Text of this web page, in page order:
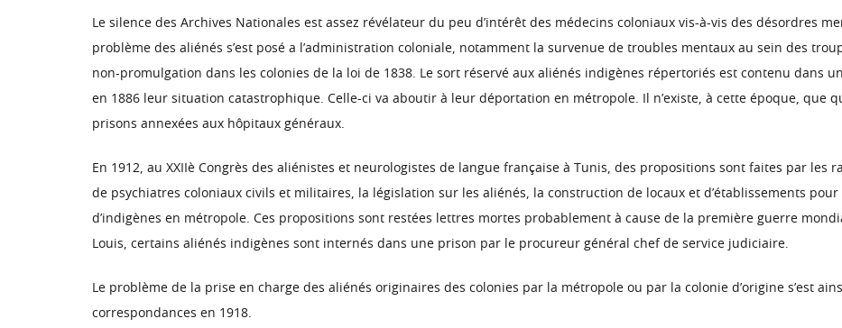
Le silence des Archives Nationales est assez révélateur du peu d’intérêt des médecins coloniaux vis-à-vis des désordres
problème des aliénés s’est posé a l’administration coloniale, notamment la survenue de troubles mentaux au sein des
non-promulgation dans les colonies de la loi de 1838. Le sort réservé aux aliénés indigènes répertoriés est contenu dans
en 1886 leur situation catastrophique. Celle-ci va aboutir à leur déportation en métropole. Il n’existe, à cette époque, que
prisons annexées aux hôpitaux généraux.
En 1912, au XXIIè Congrès des aliénistes et neurologistes de langue française à Tunis, des propositions sont faites par les
de psychiatres coloniaux civils et militaires, la législation sur les aliénés, la construction de locaux et d’établissements
d’indigènes en métropole. Ces propositions sont restées lettres mortes probablement à cause de la première guerre
Louis, certains aliénés indigènes sont internés dans une prison par le procureur général chef de service judiciaire.
Le problème de la prise en charge des aliénés originaires des colonies par la métropole ou par la colonie d’origine s’est
correspondances en 1918.